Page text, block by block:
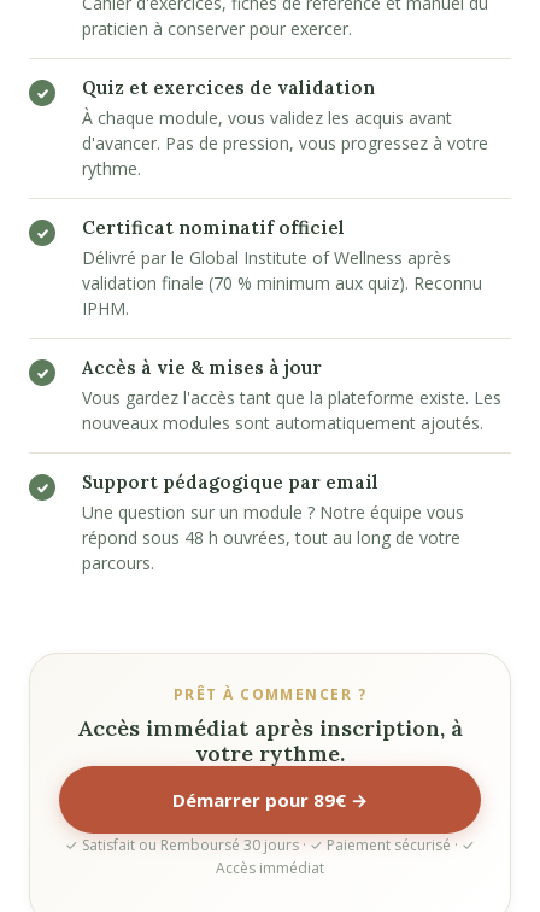
praticien à conserver pour exercer.
Quiz et exercices de validation
À chaque module, vous validez les acquis avant
d'avancer. Pas de pression, vous progressez à votre
rythme.
Certificat nominatif officiel
Délivré par le Global Institute of Wellness après
validation finale (70 % minimum aux quiz). Reconnu
IPHM.
Accès à vie & mises à jour
Vous gardez l'accès tant que la plateforme existe. Les
nouveaux modules sont automatiquement ajoutés.
Support pédagogique par email
Une question sur un module ? Notre équipe vous
répond sous 48 h ouvrées, tout au long de votre
parcours.
PRÊT À COMMENCER ?
Accès immédiat après inscription, à
votre rythme.
Démarrer pour 89€ →
✓ Satisfait ou Remboursé 30 jours · ✓ Paiement sécurisé · ✓
Accès immédiat